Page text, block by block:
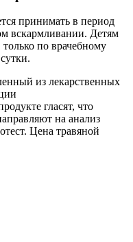
принимать в период
вскармливании. Детям
по врачебному
из лекарственных
гласят, что
на анализ
Цена травяной